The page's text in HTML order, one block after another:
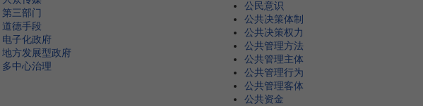
第三部门
道德手段
电子化政府
地方发展型政府
多中心治理
公民意识
公共决策体制
公共决策权力
公共管理方法
公共管理主体
公共管理行为
公共管理客体
公共资金